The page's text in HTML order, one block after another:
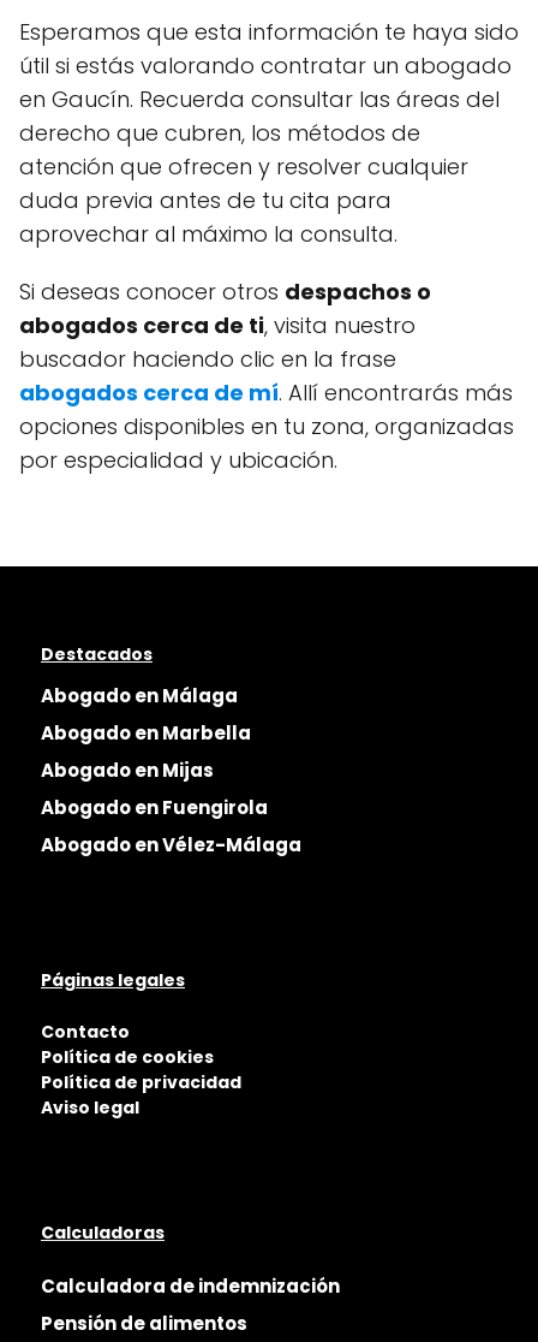
Esperamos que esta información te haya sido
útil si estás valorando contratar un abogado
en Gaucín. Recuerda consultar las áreas del
derecho que cubren, los métodos de
atención que ofrecen y resolver cualquier
duda previa antes de tu cita para
aprovechar al máximo la consulta.
Si deseas conocer otros despachos o
abogados cerca de ti, visita nuestro
buscador haciendo clic en la frase
abogados cerca de mí. Allí encontrarás más
opciones disponibles en tu zona, organizadas
por especialidad y ubicación.
Destacados
Abogado en Málaga
Abogado en Marbella
Abogado en Mijas
Abogado en Fuengirola
Abogado en Vélez-Málaga
Páginas legales
Contacto
Política de cookies
Política de privacidad
Aviso legal
Calculadoras
Calculadora de indemnización
Pensión de alimentos